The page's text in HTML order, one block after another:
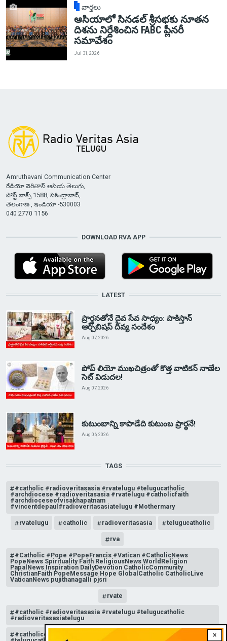
వార్తలు
ఆసియాలో సినడల్ శ్రీసభకు నూతన
దిశను నిర్దేశించిన FABC ప్లీనరీ
సమావేశం
Jul 31, 2026
×
Amruthavani Communication Center
రేడియో వెరితాస్ ఆసియ తెలుగు,
పోస్ట్ బాక్స్ 1588, సికింద్రాబాద్,
తెలంగాణ , ఇండియా -530003
040 2770 1156
DOWNLOAD RVA APP
LATEST
ప్రార్థనతోనే దైవ సేవ సాధ్యం: పాకిస్తాన్‌
ఆర్చ్‌బిషప్ దివ్య సందేశం
Aug 07, 2026
పోప్ లియో ముఖచిత్రంతో కొత్త వాటికన్ నాణేల
సెట్ విడుదల!
Aug 07, 2026
కుటుంబాన్ని కాపాడేది కుటుంబ ప్రార్థనే!
Aug 06, 2026
TAGS
#catholic #radioveritasasia #rvatelugu #telugucatholic
#archdiocese #radioveritasasia #rvatelugu #catholicfaith
#archdioceseofvisakhapatnam
#vincentdepaul#radioveritasasiatelugu #Mothermary
rvatelugu catholic radioveritasasia telugucatholic
rva
#Catholic #Pope #PopeFrancis #Vatican #CatholicNews
PopeNews Spirituality Faith ReligiousNews WorldReligion
PapalNews Inspiration DailyDevotion CatholicCommunity
ChristianFaith PopeMessage Hope GlobalCatholic CatholicLive
VaticanNews pujithanagalli pjsri
rvate
#catholic #radioveritasasia #rvatelugu #telugucatholic
#radioveritasasiatelugu
#catholicchurchnews #catholictelugu #telugucatholic